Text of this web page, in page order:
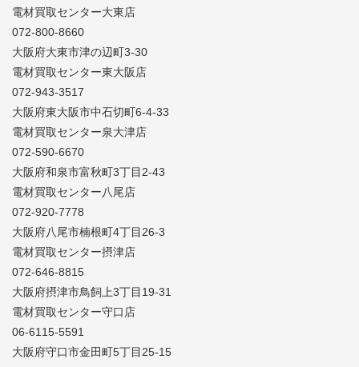
電材買取センター大東店
072-800-8660
大阪府大東市津の辺町3-30
電材買取センター東大阪店
072-943-3517
大阪府東大阪市中石切町6-4-33
電材買取センター泉大津店
072-590-6670
大阪府和泉市富秋町3丁目2-43
電材買取センター八尾店
072-920-7778
大阪府八尾市楠根町4丁目26-3
電材買取センター摂津店
072-646-8815
大阪府摂津市鳥飼上3丁目19-31
電材買取センター守口店
06-6115-5591
大阪府守口市金田町5丁目25-15